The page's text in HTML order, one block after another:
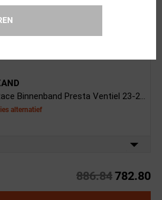
alternatief
Binnenband Presta Ventiel 23-2...
alternatief
886.84782.80